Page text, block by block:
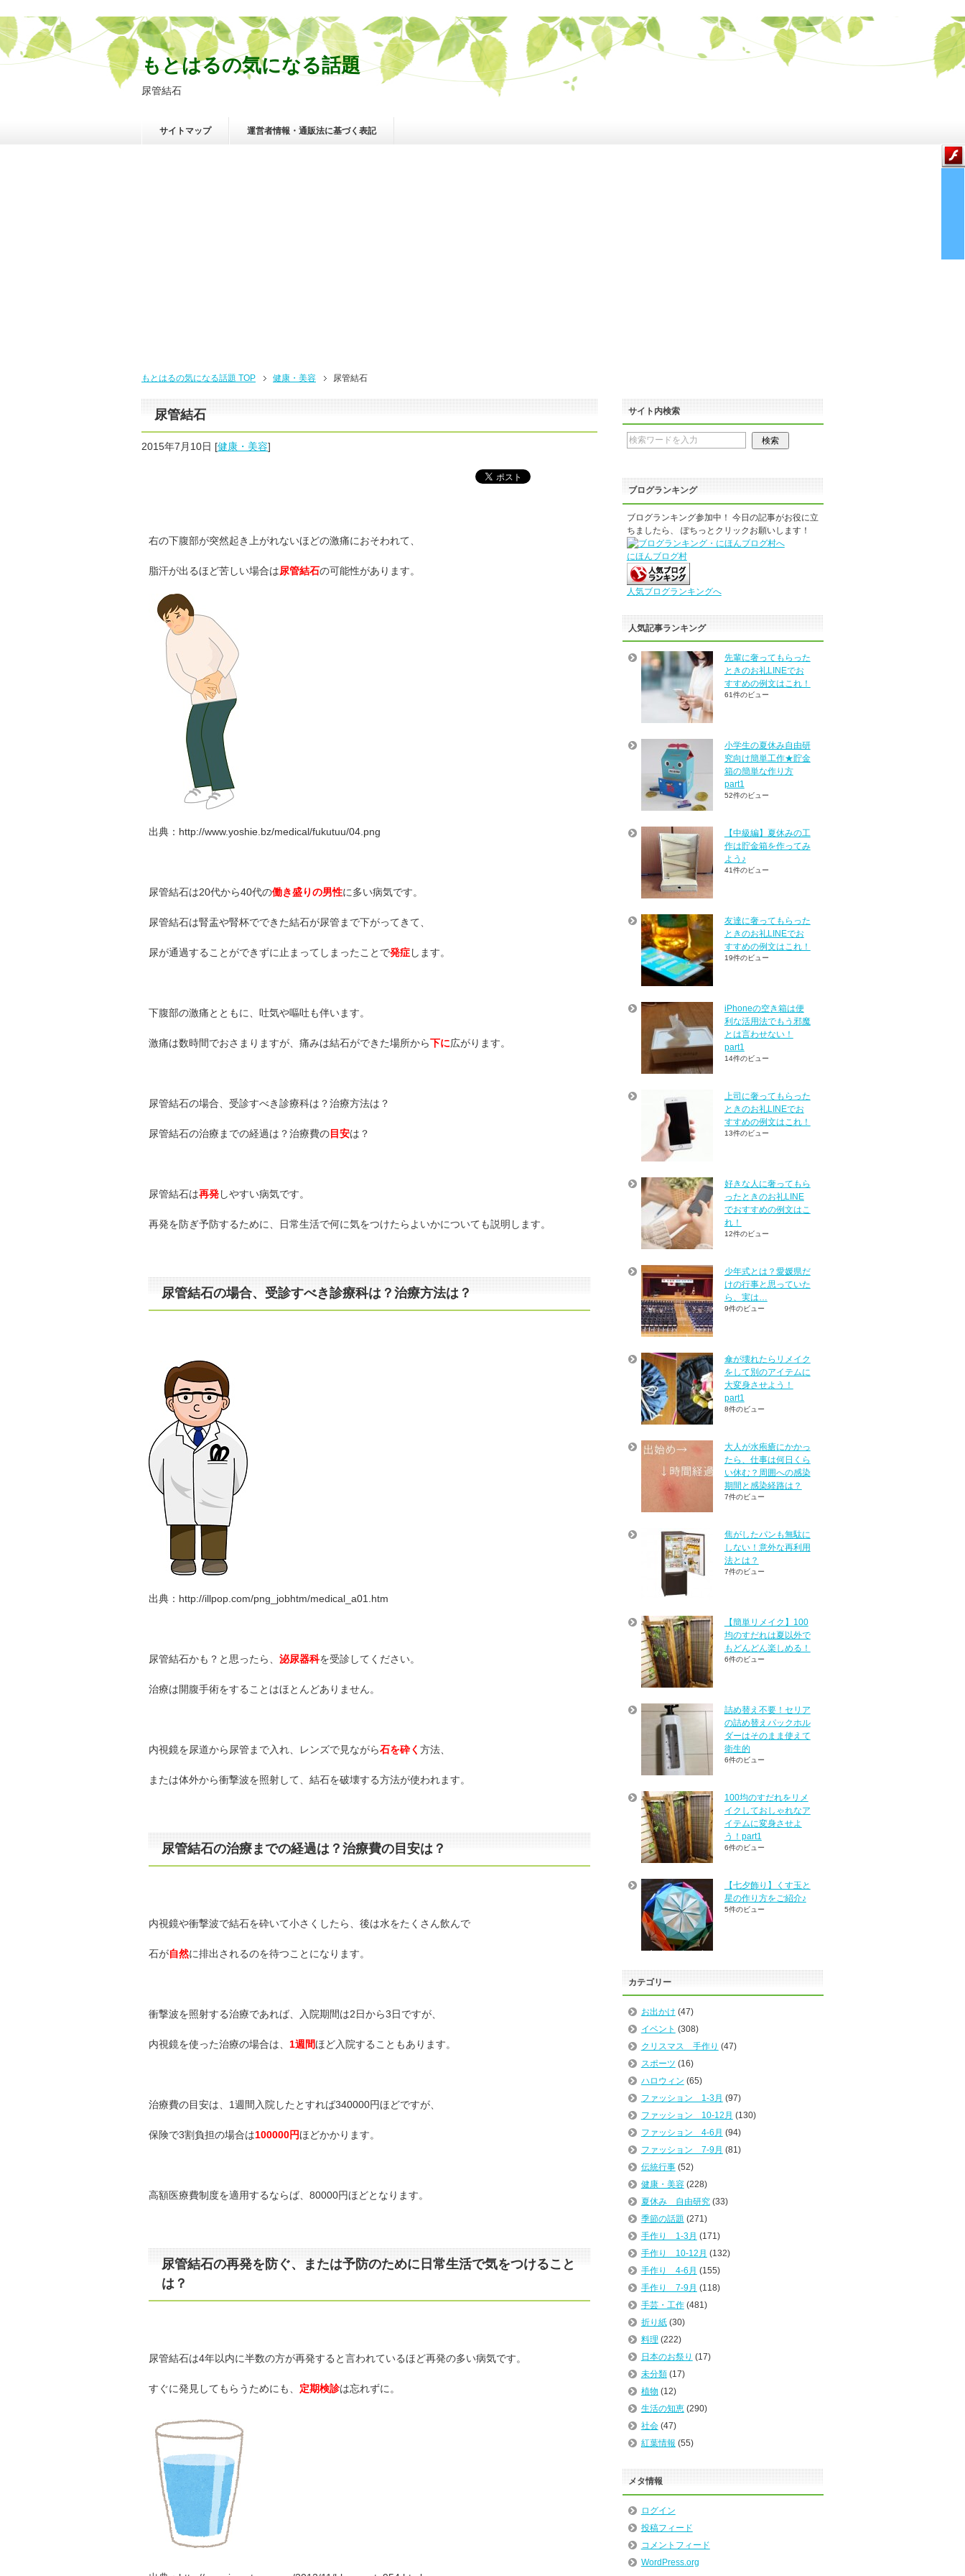
もとはるの気になる話題
尿管結石
サイトマップ 運営者情報・通販法に基づく表記
もとはるの気になる話題 TOP 健康・美容 尿管結石
尿管結石
2015年7月10日 [健康・美容]
右の下腹部が突然起き上がれないほどの激痛におそわれて、
脂汗が出るほど苦しい場合は尿管結石の可能性があります。
出典：http://www.yoshie.bz/medical/fukutuu/04.png
尿管結石は20代から40代の働き盛りの男性に多い病気です。
尿管結石は腎盂や腎杯でできた結石が尿管まで下がってきて、
尿が通過することができずに止まってしまったことで発症します。
下腹部の激痛とともに、吐気や嘔吐も伴います。
激痛は数時間でおさまりますが、痛みは結石ができた場所から下に広がります。
尿管結石の場合、受診すべき診療科は？治療方法は？
尿管結石の治療までの経過は？治療費の目安は？
尿管結石は再発しやすい病気です。
再発を防ぎ予防するために、日常生活で何に気をつけたらよいかについても説明します。
尿管結石の場合、受診すべき診療科は？治療方法は？
出典：http://illpop.com/png_jobhtm/medical_a01.htm
尿管結石かも？と思ったら、 泌尿器科を受診してください。
治療は開腹手術をすることはほとんどありません。
内視鏡を尿道から尿管まで入れ、レンズで見ながら石を砕く 方法、
または体外から衝撃波を照射して、結石を破壊する方法が使われます。
尿管結石の治療までの経過は？治療費の目安は？
内視鏡や衝撃波で結石を砕いて小さくしたら、後は水をたくさん飲んで
石が自然に排出されるのを待つことになります。
衝撃波を照射する治療であれば、入院期間は2日から3日ですが、
内視鏡を使った治療の場合は、 1週間ほど入院することもあります。
治療費の目安は、1週間入院したとすれば340000円ほどですが、
保険で3割負担の場合は100000円ほどかかります。
高額医療費制度を適用するならば、80000円ほどとなります。
尿管結石の再発を防ぐ、または予防のために日常生活で気をつけること
は？
尿管結石は4年以内に半数の方が再発すると言われているほど再発の多い病気です。
すぐに発見してもらうためにも、 定期検診は忘れずに。
サイト内検索
ブログランキング
ブログランキング参加中！ 今日の記事がお役に立
ちましたら、 ぽちっとクリックお願いします！
にほんブログ村
人気ブログランキングへ
人気記事ランキング
先輩に奢ってもらった
ときのお礼LINEでお
すすめの例文はこれ！
61件のビュー
小学生の夏休み自由研
究向け簡単工作★貯金
箱の簡単な作り方
part1
52件のビュー
【中級編】夏休みの工
作は貯金箱を作ってみ
よう♪
41件のビュー
友達に奢ってもらった
ときのお礼LINEでお
すすめの例文はこれ！
19件のビュー
iPhoneの空き箱は便
利な活用法でもう邪魔
とは言わせない！
part1
14件のビュー
上司に奢ってもらった
ときのお礼LINEでお
すすめの例文はこれ！
13件のビュー
好きな人に奢ってもら
ったときのお礼LINE
でおすすめの例文はこ
れ！
12件のビュー
少年式とは？愛媛県だ
けの行事と思っていた
ら、実は…
9件のビュー
傘が壊れたらリメイク
をして別のアイテムに
大変身させよう！
part1
8件のビュー
大人が水疱瘡にかかっ
たら、仕事は何日くら
い休む？周囲への感染
期間と感染経路は？
7件のビュー
焦がしたパンも無駄に
しない！意外な再利用
法とは？
7件のビュー
【簡単リメイク】100
均のすだれは夏以外で
もどんどん楽しめる！
6件のビュー
詰め替え不要！セリア
の詰め替えパックホル
ダーはそのまま使えて
衛生的
6件のビュー
100均のすだれをリメ
イクしておしゃれなア
イテムに変身させよ
う！part1
6件のビュー
【七夕飾り】くす玉と
星の作り方をご紹介♪
5件のビュー
カテゴリー
お出かけ (47)
イベント (308)
クリスマス 手作り (47)
スポーツ (16)
ハロウィン (65)
ファッション 1-3月 (97)
ファッション 10-12月 (130)
ファッション 4-6月 (94)
ファッション 7-9月 (81)
伝統行事(52)
健康・美容(228)
夏休み 自由研究(33)
季節の話題 (271)
手作り 1-3月 (171)
手作り 10-12月 (132)
手作り 4-6月 (155)
手作り 7-9月 (118)
手芸・工作(481)
折り紙(30)
料理 (222)
日本のお祭り (17)
未分類(17)
植物 (12)
生活の知恵(290)
社会(47)
紅葉情報 (55)
メタ情報
ログイン
投稿フィード
コメントフィード
WordPress.org